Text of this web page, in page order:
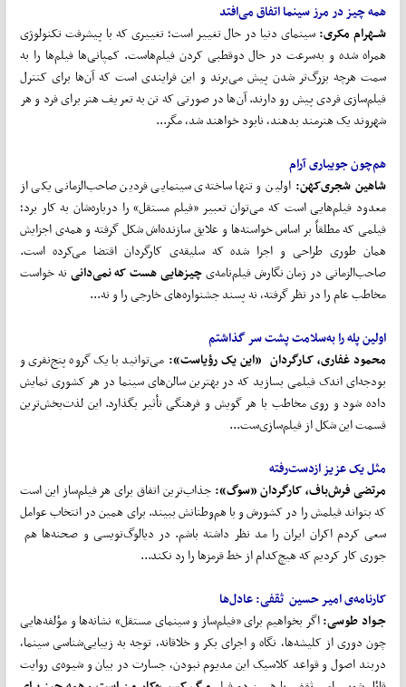
همه چیز در مرز سینما اتفاق می‌افتد
شــهرام مکری:سینمای دنیا در حال تغییر است؛ تغییری که با پیشرفت تکنولوژی
همراه شده و به‌سرعت در حال دوقطبی کردن فیلم‌هاست. کمپانی‌ها فیلم‌ها را به
سمت هرچه بزرگ‌تر شدن پیش می‌برند و این فرایندی است که آن‌ها برای کنترل
فیلم‌سازی فردی پیش رو دارند. آن‌ها در صورتی که تن به تعریف هنر برای فرد و هر
شهروند یک هنرمند بدهند، نابود خواهند شد، مگر...
هم‌چون جویباری آرام
شاهین شجریکهن: اولین و تنها ساخته‌ی سینمایی فردین صاحب‌الزمانی یکی از
معدود فیلم‌هایی است که می‌توان تعبیر «فیلم مستقل» را درباره‌شان به کار برد؛
فیلمی که مطلقاً بر اساس خواسته‌ها و علایق سازنده‌اش شکل گرفته و همه‌ی اجزایش
همان طوری طراحی و اجرا شده که سلیقه‌ی کارگردان اقتضا می‌کرده است.
صاحب‌الزمانی در زمان نگارش فیلم‌نامه‌یچیزهایی هست که نمیدانینه خواست
مخاطب عام را در نظر گرفته، نه پسند جشنواره‌های خارجی را و نه...
اولین پله را به‌سلامت پشت‌ سر گذاشتم
محمود غفاری، کـارگردان «این یک رؤیاست»: می‌توانید با یک گروه پنج‌نفری و
بودجه‌ای اندک فیلمی بسازید که در بهترین سالن‌های سینما در هر کشوری نمایش
داده شود و روی مخاطب با هر گویش و فرهنگی تأثیر بگذارد. این لذت‌بخش‌ترین
قسمت این شکل از فیلم‌سازی‌ست...
مثل یک عزیز ازدست‌رفته
مرتضی فرش‌باف، کارگردان «سوگ»:جذاب‌ترین اتفاق برای هر فیلم‌ساز این است
که بتواند فیلمش را در کشورش و با هم‌وطنانش ببیند. برای همین در انتخاب عوامل
سعی کردم اکران ایران را مد نظر داشته باشم. در دیالوگ‌نویسی و صحنه‌ها هم
جوری کار کردیم که هیچ‌کدام از خط قرمزها را رد نکند...
کارنامه‌ی امیر حسین ثقفی: عادلها
جـواد طوسی:اگر بخواهیم برای «فیلم‌ساز و سینمای مستقل» نشانه‌ها و مؤلفه‌هایی
چون دوری از کلیشه‌ها، نگاه و اجرای بکر و خلاقانه، توجه به زیبایی‌شناسی سینما،
دربند اصول و قواعد کلاسیک این مدیوم نبودن، جسارت در بیان و شیوه‌ی روایت